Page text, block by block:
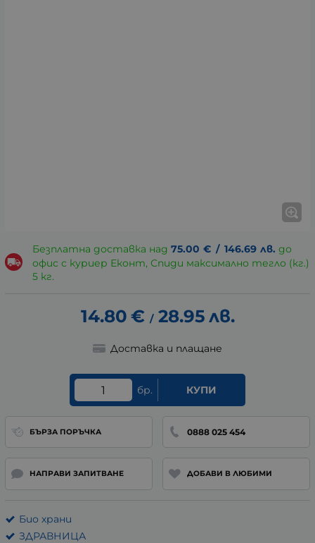
Безплатна доставка над 75.00 € / 146.69 лв. до
офис с куриер Еконт, Спиди максимално тегло (кг.)
5 кг.
14.80 € / 28.95 лв.
Доставка и плащане
бр. КУПИ
БЪРЗА ПОРЪЧКА 0888 025 454
НАПРАВИ ЗАПИТВАНЕ ДОБАВИ В ЛЮБИМИ
Био храни
ЗДРАВНИЦА